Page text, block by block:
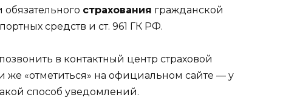
страхования гражданской
средств и ст. 961 ГК РФ.
в контактный центр страховой
же «отметиться» на официальном сайте — у
способ уведомлений.